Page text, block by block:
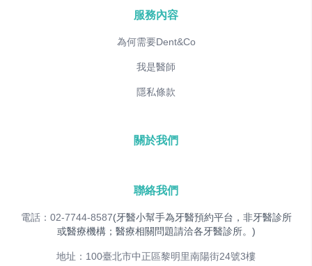
服務內容
為何需要Dent&Co
我是醫師
隱私條款
關於我們
聯絡我們
電話：02-7744-8587(牙醫小幫手為牙醫預約平台，非牙醫診所
或醫療機構；醫療相關問題請洽各牙醫診所。)
地址：100臺北市中正區黎明里南陽街24號3樓